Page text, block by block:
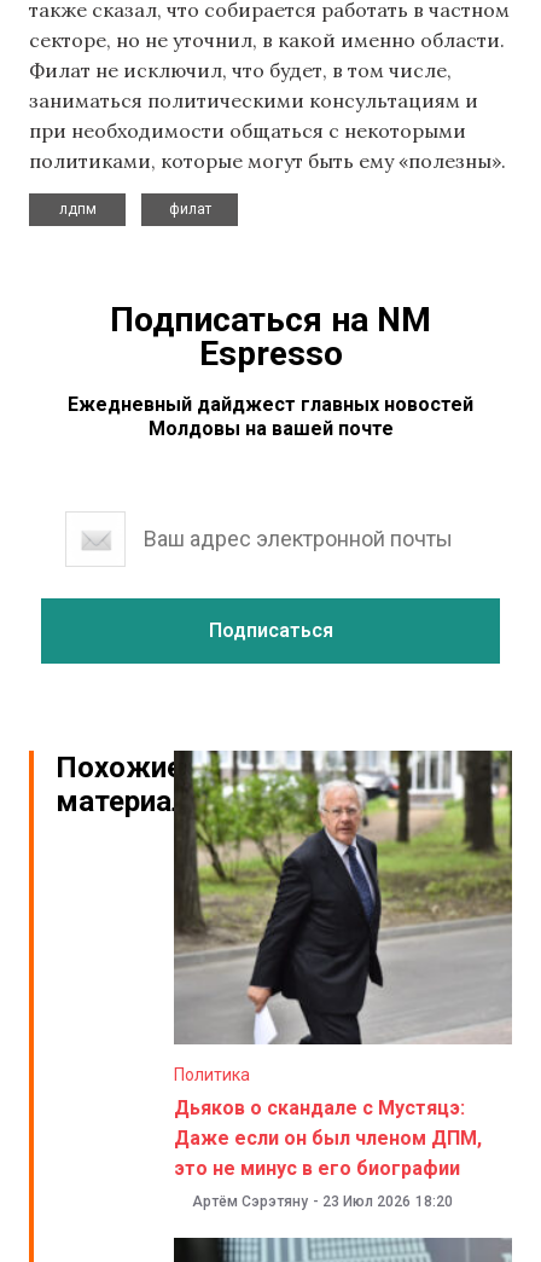
также сказал, что собирается работать в частном
секторе, но не уточнил, в какой именно области.
Филат не исключил, что будет, в том числе,
заниматься политическими консультациям и
при необходимости общаться с некоторыми
политиками, которые могут быть ему «полезны».
лдпм
филат
Подписаться на NM
Espresso
Ежедневный дайджест главных новостей
Молдовы на вашей почте
Похожие
материалы
Политика
Дьяков о скандале с Мустяцэ:
Даже если он был членом ДПМ,
это не минус в его биографии
Артём Сэрэтяну - 23 Июл 2026 18:20